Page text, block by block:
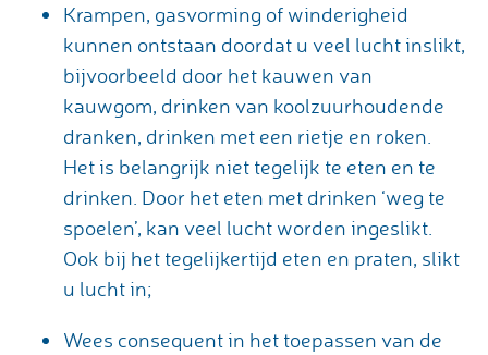
Krampen, gasvorming of winderigheid
kunnen ontstaan doordat u veel lucht inslikt,
bijvoorbeeld door het kauwen van
kauwgom, drinken van koolzuurhoudende
dranken, drinken met een rietje en roken.
Het is belangrijk niet tegelijk te eten en te
drinken. Door het eten met drinken ‘weg te
spoelen’, kan veel lucht worden ingeslikt.
Ook bij het tegelijkertijd eten en praten, slikt
u lucht in;
Wees consequent in het toepassen van de